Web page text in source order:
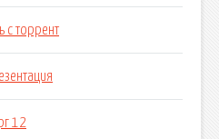
с торрент
12